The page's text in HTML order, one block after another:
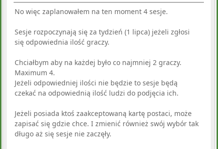
No więc zaplanowałem na ten moment 4 sesje.
Sesje rozpoczynają się za tydzień (1 lipca) jeżeli zgłosi
się odpowiednia ilość graczy.
Chciałbym aby na każdej było co najmniej 2 graczy.
Maximum 4.
Jeżeli odpowiedniej ilości nie będzie to sesje będą
czekać na odpowiednią ilość ludzi do podjęcia ich.
Jeżeli posiada ktoś zaakceptowaną kartę postaci, może
zapisać się gdzie chce. I zmienić również swój wybór tak
długo aż się sesje nie zaczęły.